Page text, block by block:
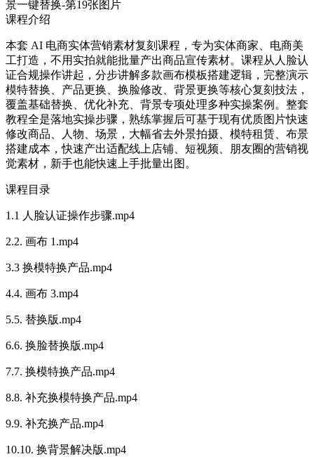
课程介绍
本套 AI 电商实体营销素材复刻课程，专为实体商家、电商美
工打造，不用实拍就能批量产出商品宣传素材。课程从人脸认
证合规操作讲起，分步讲解多款画布模板搭建逻辑，完整演示
模特替换、产品更换、换脸修改、背景更换等核心复刻技法，
覆盖基础替换、优化补充、背景专项处理多种实操案例。整套
教程全是落地实操步骤，熟练掌握后可基于现有优质图片快速
修改商品、人物、场景，大幅省去外景拍摄、模特租赁、布景
搭建成本，快速产出适配线上店铺、短视频、朋友圈的营销视
觉素材，新手也能快速上手批量出图。
课程目录
1.1 人脸认证操作步骤.mp4
2.2. 画布 1.mp4
3.3 换模特换产品.mp4
4.4. 画布 3.mp4
5.5. 替换版.mp4
6.6. 换脸替换版.mp4
7.7. 换模特换产品.mp4
8.8. 补充换模特换产品.mp4
9.9. 补充换产品.mp4
10.10. 换背景解决版.mp4